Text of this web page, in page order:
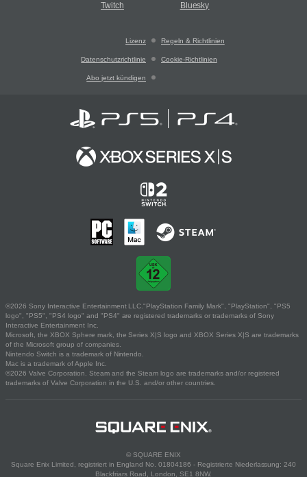
Twitch Bluesky
Lizenz Regeln & Richtlinien
Datenschutzrichtlinie Cookie-Richtlinien
Abo jetzt kündigen
©2026 Sony Interactive Entertainment LLC."PlayStation Family Mark", "PlayStation", "PS5
logo", "PS5", "PS4 logo" and "PS4" are registered trademarks or trademarks of Sony
Interactive Entertainment Inc.
Microsoft, the XBOX Sphere mark, the Series X|S logo and XBOX Series X|S are trademarks
of the Microsoft group of companies.
Nintendo Switch is a trademark of Nintendo.
Mac is a trademark of Apple Inc.
©2026 Valve Corporation. Steam and the Steam logo are trademarks and/or registered
trademarks of Valve Corporation in the U.S. and/or other countries.
© SQUARE ENIX
Square Enix Limited, registriert in England No. 01804186 - Registrierte Niederlassung: 240
Blackfriars Road, London, SE1 8NW.